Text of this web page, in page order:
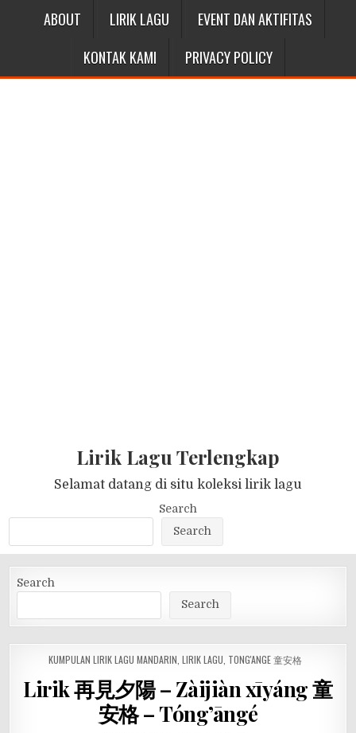
ABOUT LIRIK LAGU
EVENT DAN AKTIFITAS
KONTAK KAMI
PRIVACY POLICY
Lirik Lagu Terlengkap
Selamat datang di situ koleksi lirik lagu
Search
Search
Search
Search
POSTED
KUMPULAN LIRIK LAGU MANDARIN LIRIK LAGU TONG'ANGE 童安格
Lirik 再見夕陽 – Zàijiàn xīyáng 童
安格 – Tóng’āngé